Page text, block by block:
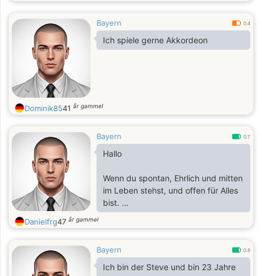
Bayern 0.4
Ich spiele gerne Akkordeon
Dominik8541 år gammel
Bayern 0.7
Hallo
Wenn du spontan, Ehrlich und mitten
im Leben stehst, und offen für Alles
bist.
Die kein Mitleid hat dass die Anzeige
von einem Kontaktfreudigen
Rollifahrer kommt, der auf Partys,
Volksfeste, Konzerte, Kinos
Danielfrg47 år gammel
Bayern 0.8
Ich bin der Steve und bin 23 Jahre